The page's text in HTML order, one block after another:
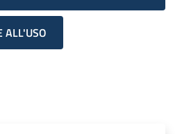
ALL'USO